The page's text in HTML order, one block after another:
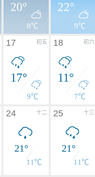
20°
8℃
22°
9℃
初五
17
17°
9℃
初六
18
11°
7℃
十二
24
21°
11℃
十三
25
21°
11℃